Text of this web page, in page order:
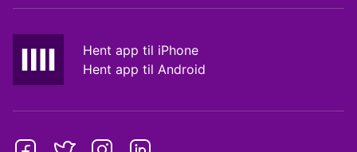
Hent app til iPhone
Hent app til Android